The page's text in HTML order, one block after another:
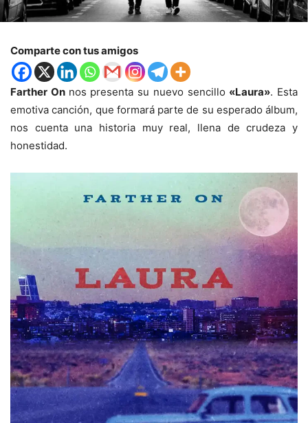
Comparte con tus amigos
Farther On nos presenta su nuevo sencillo «Laura». Esta
emotiva canción, que formará parte de su esperado álbum,
nos cuenta una historia muy real, llena de crudeza y
honestidad.